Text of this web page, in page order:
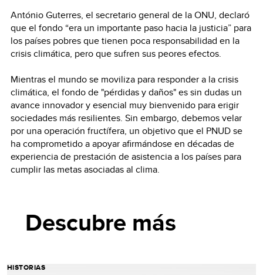
António Guterres, el secretario general de la ONU, declaró
que el fondo “era un importante paso hacia la justicia” para
los países pobres que tienen poca responsabilidad en la
crisis climática, pero que sufren sus peores efectos.
Mientras el mundo se moviliza para responder a la crisis
climática, el fondo de "pérdidas y daños" es sin dudas un
avance innovador y esencial muy bienvenido para erigir
sociedades más resilientes. Sin embargo, debemos velar
por una operación fructífera, un objetivo que el PNUD se
ha comprometido a apoyar afirmándose en décadas de
experiencia de prestación de asistencia a los países para
cumplir las metas asociadas al clima.
Descubre más
HISTORIAS